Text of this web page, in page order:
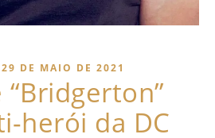
29 DE MAIO DE 2021
herói da DC